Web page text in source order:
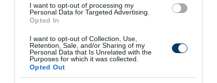
I want to opt-out of processing my
Personal Data for Targeted Advertising.
Opted In
I want to opt-out of Collection, Use,
Retention, Sale, and/or Sharing of my
Personal Data that Is Unrelated with the
Purposes for which it was collected.
Opted Out
187 178
10 h 48 min